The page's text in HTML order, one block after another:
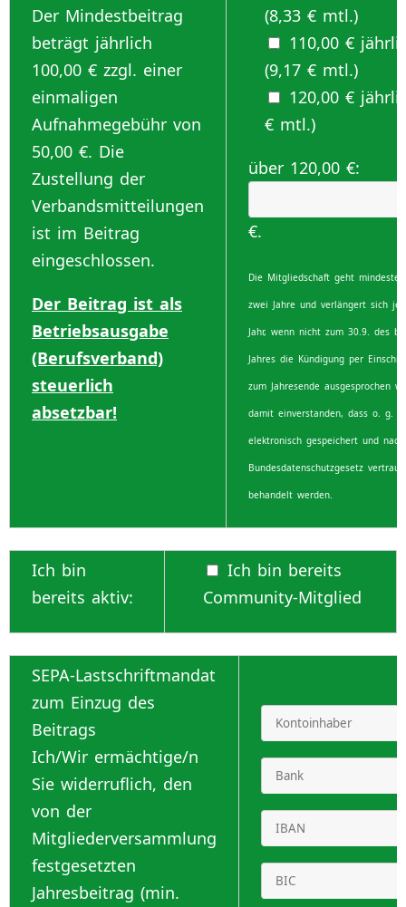
Der Mindestbeitrag
beträgt jährlich
100,00 € zzgl. einer
einmaligen
Aufnahmegebühr von
50,00 €. Die
Zustellung der
Verbandsmitteilungen
ist im Beitrag
eingeschlossen.
Der Beitrag ist als
Betriebsausgabe
(Berufsverband)
steuerlich
absetzbar!
(8,33 € mtl.)
110,00 €
(9,17 € mtl.)
120,00 €
€ mtl.)
über 120,00 €:
€.
Die Mitgliedschaft geht
zwei Jahre und verlängert sich je
Jahr, wenn nicht zum 30.9. des
Jahres die Kündigung per
zum Jahresende ausgesprochen
damit einverstanden, dass o. g.
elektronisch gespeichert und
Bundesdatenschutzgesetz
behandelt werden.
Ich bin
bereits aktiv:
Ich bin bereits
Community-Mitglied
SEPA-Lastschriftmandat
zum Einzug des
Beitrags
Ich/Wir ermächtige/n
Sie widerruflich, den
von der
Mitgliederversammlung
festgesetzten
Jahresbeitrag (min.